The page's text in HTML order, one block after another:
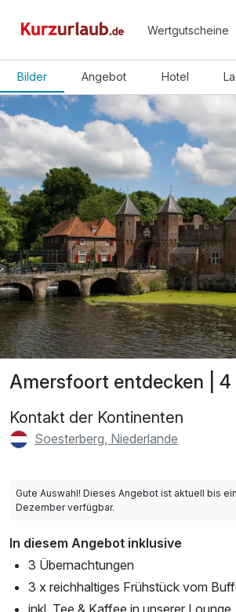
Wertgutscheine
Bilder Angebot Hotel
Amersfoort entdecken | 4
Kontakt der Kontinenten
Soesterberg, Niederlande
Gute Auswahl! Dieses Angebot ist aktuell bis
Dezember verfügbar.
In diesem Angebot inklusive
3 Übernachtungen
3 x reichhaltiges Frühstück vom